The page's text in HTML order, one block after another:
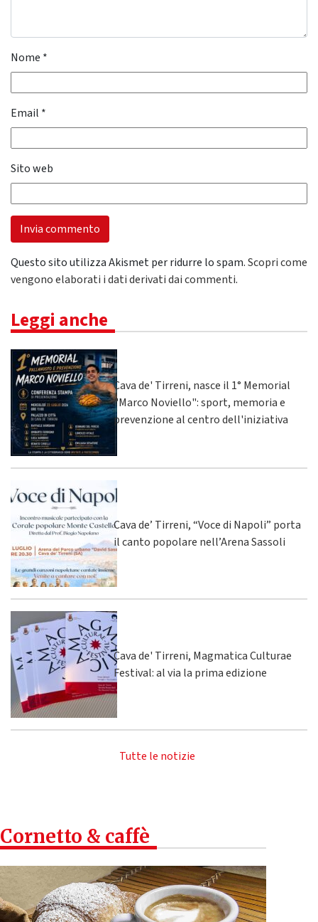
Nome *
Email *
Sito web
Questo sito utilizza Akismet per ridurre lo spam.Scopri come
vengono elaborati i dati derivati dai commenti.
Leggi anche
Cava de' Tirreni, nasce il 1° Memorial
"Marco Noviello": sport, memoria e
prevenzione al centro dell'iniziativa
Cava de’ Tirreni, “Voce di Napoli” porta
il canto popolare nell’Arena Sassoli
Cava de' Tirreni, Magmatica Culturae
Festival: al via la prima edizione
Tutte le notizie
Cornetto & caffè